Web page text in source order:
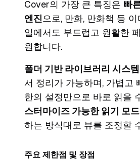
Cover의 가장 큰 특징은 빠
엔진 으로, 만화, 만화책 등
일에서도 부드럽고 원활한
원합니다.
폴더 기반 라이브러리 시스템
서 정리가 가능하며, 가볍고
한의 설정만으로 바로 읽을
스터마이즈 가능한 읽기 모드
하는 방식대로 뷰를 조정할
주요 제한점 및 장점